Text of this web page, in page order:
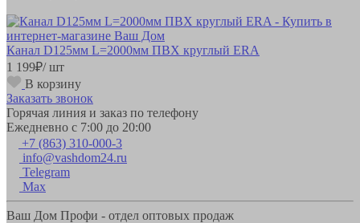
Канал D125мм L=2000мм ПВХ круглый ERA
1 199₽/ шт
В корзину
Заказать звонок
Горячая линия и заказ по телефону
Ежедневно с 7:00 до 20:00
+7 (863) 310-000-3
info@vashdom24.ru
Telegram
Max
Ваш Дом Профи - отдел оптовых продаж